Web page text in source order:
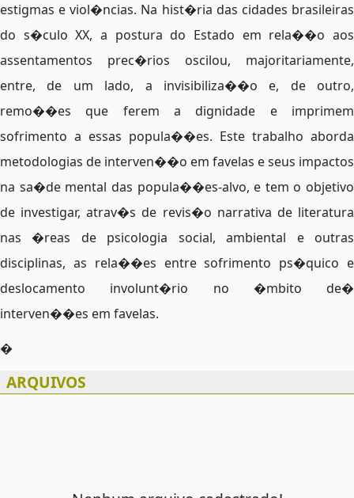
estigmas e viol�ncias. Na hist�ria das cidades brasileiras
do s�culo XX, a postura do Estado em rela��o aos
assentamentos prec�rios oscilou, majoritariamente,
entre, de um lado, a invisibiliza��o e, de outro,
remo��es que ferem a dignidade e imprimem
sofrimento a essas popula��es. Este trabalho aborda
metodologias de interven��o em favelas e seus impactos
na sa�de mental das popula��es-alvo, e tem o objetivo
de investigar, atrav�s de revis�o narrativa de literatura
nas �reas de psicologia social, ambiental e outras
disciplinas, as rela��es entre sofrimento ps�quico e
deslocamento involunt�rio no �mbito de�
interven��es em favelas.
�
ARQUIVOS